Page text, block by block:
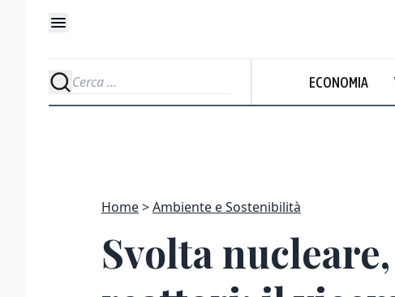
ECONOMIA
Home Ambiente e Sostenibilità
Svolta